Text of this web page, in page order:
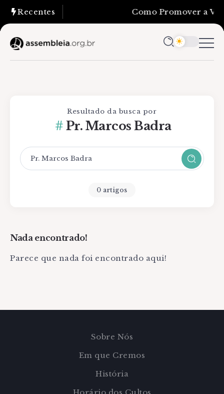
Recentes Como Promover a
Resultado da busca por
Pr. Marcos Badra
0 artigos
Nada encontrado!
Parece que nada foi encontrado aqui!
Sobre Nós
Em que Cremos
História